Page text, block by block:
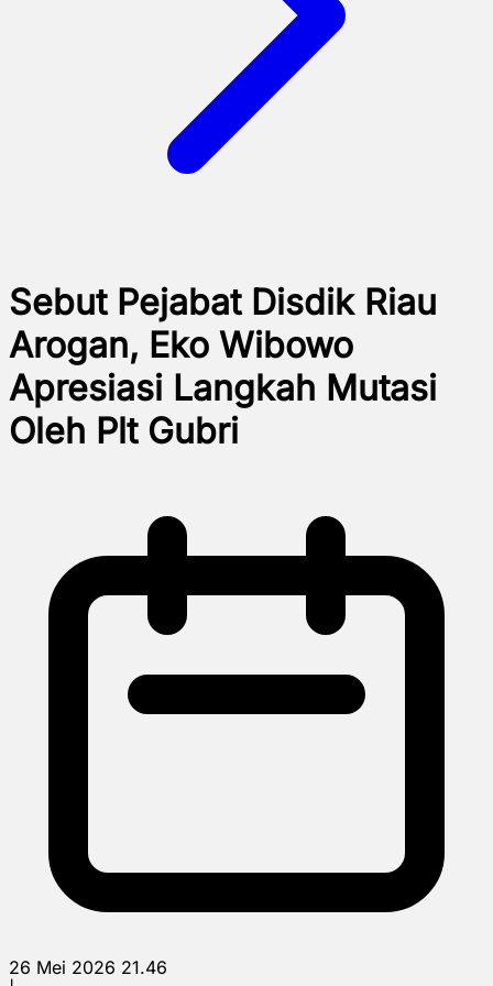
Sebut Pejabat Disdik Riau
Arogan, Eko Wibowo
Apresiasi Langkah Mutasi
Oleh Plt Gubri
26 Mei 2026 21.46